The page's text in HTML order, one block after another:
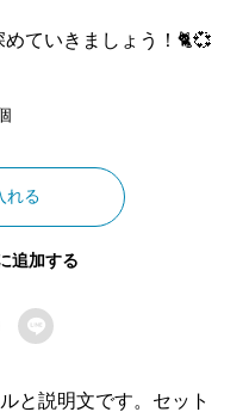
ていきましょう！🐈💞
れる
追加する

と説明文です。セット